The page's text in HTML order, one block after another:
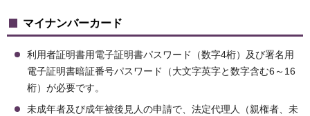
マイナンバーカード
利用者証明書用電子証明書パスワード（数字4桁）及び署名用
電子証明書暗証番号パスワード（大文字英字と数字含む6～16
桁）が必要です。
未成年者及び成年被後見人の申請で、法定代理人（親権者、未